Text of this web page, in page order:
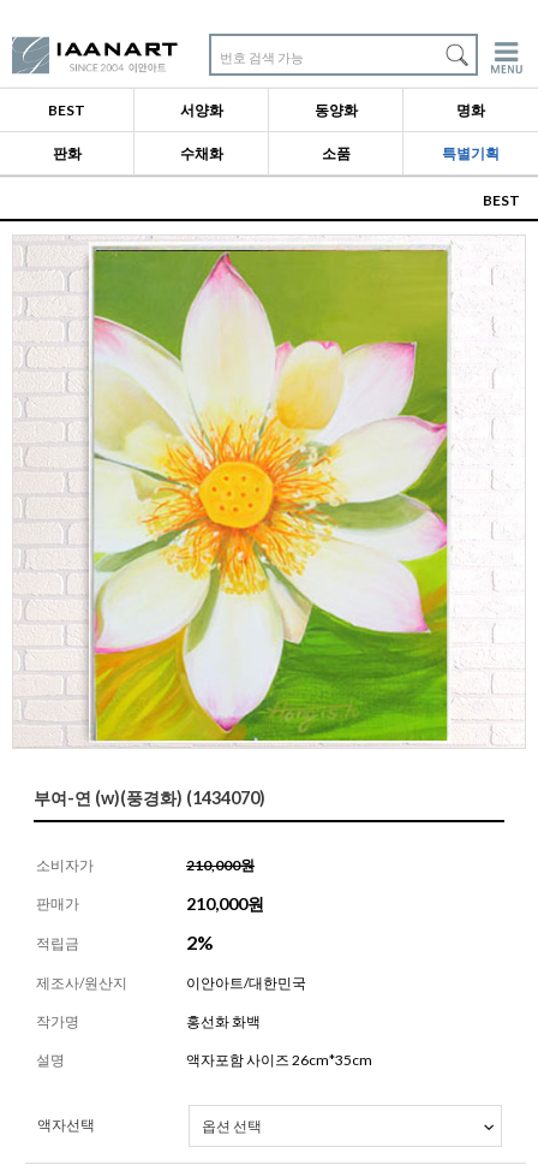
번호 검색 가능
BEST 서양화 동양화 명화
판화 수채화 소품 특별기획
BEST
부여-연 (w)(풍경화) (1434070)
소비자가 210,000원
판매가 210,000원
적립금 2%
제조사/원산지 이안아트/대한민국
작가명 홍선화 화백
설명 액자포함 사이즈 26cm*35cm
액자선택